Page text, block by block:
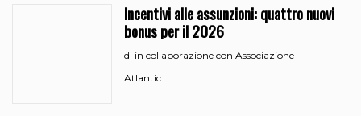
Incentivi alle assunzioni: quattro nuovi
bonus per il 2026
di in collaborazione con Associazione
Atlantic